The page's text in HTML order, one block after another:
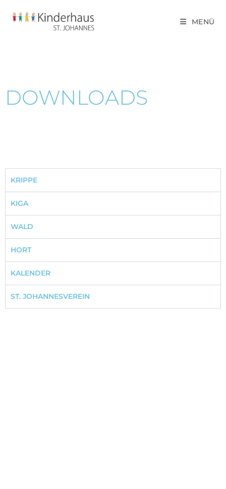
MENÜ
DOWNLOADS
KRIPPE
KIGA
WALD
HORT
KALENDER
ST. JOHANNESVEREIN